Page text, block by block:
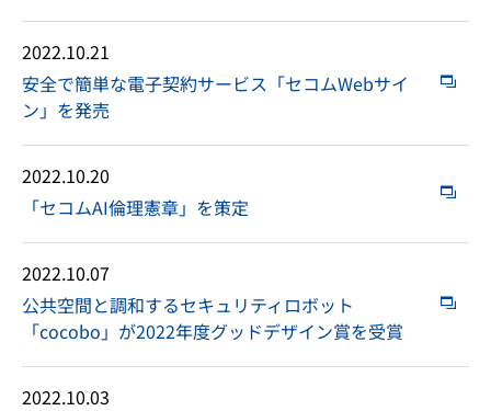
2022.10.21
安全で簡単な電子契約サービス「セコムWebサイ
ン」を発売
2022.10.20
「セコムAI倫理憲章」を策定
2022.10.07
公共空間と調和するセキュリティロボット
「cocobo」が2022年度グッドデザイン賞を受賞
2022.10.03